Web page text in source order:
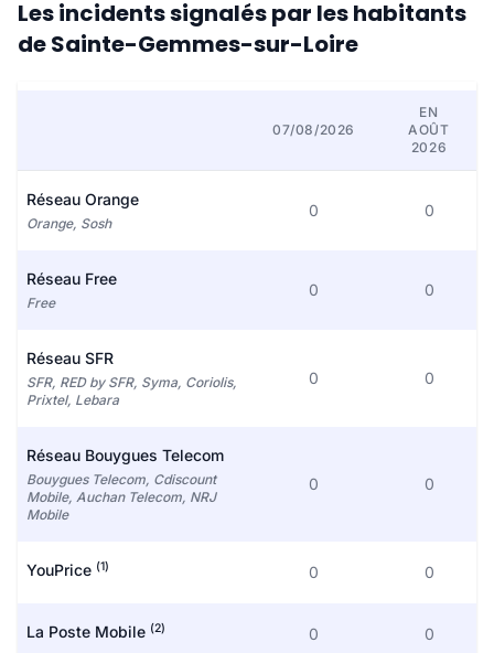
Les incidents signalés par les habitants
de Sainte-Gemmes-sur-Loire
07/08/2026
EN
AOÛT
2026
Réseau Orange
Orange, Sosh
0 0
Réseau Free
Free
0 0
Réseau SFR
SFR, RED by SFR, Syma, Coriolis,
Prixtel, Lebara
0 0
Réseau Bouygues Telecom
Bouygues Telecom, Cdiscount
Mobile, Auchan Telecom, NRJ
Mobile
0 0
YouPrice (1) 0 0
La Poste Mobile (2) 0 0